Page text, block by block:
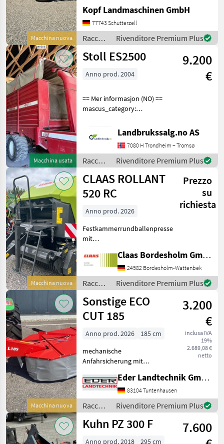
Macchina nuova
Typ Rotana 160V Combi
Baujahr 2026 40km/h Netz-
und Folienbindung,
integrierte Wickelein
Kopf Landmaschinen GmbH
77743 Schutterzell
Raccolta
mangimi
/ Fendt
Rivenditore Premium Plus
Macchina usata
Stoll ES2500
9.200
€
Anno prod. 2004
== Mer informasjon (NO) ==
mascus_category:
provide reference number
upon request: 9506 See
en.landbrukssalg.no/9506
for more images Specif
Landbrukssalg.no AS
7080 H Trondheim – Tromsø
Raccolta
mangimi
/ Stoll
Rivenditore Premium Plus
Macchina nuova
CLAAS ROLLANT
520 RC
Prezzo
su
richiesta
Anno prod. 2026
Festkammerrundballenpresse
mit
1, 25 m Presskammerbreite
1, 20 m / in
Serienausrüstung: Pickup:
Aufnahmebreite 2, 10 m / 4
Zinkenreihen, kurvenb
Claas Bordesholm GmbH
24582 Bordesholm-Wattenbek
Raccolta
mangimi
/ Claas
Rivenditore Premium Plus
Macchina nuova
Sonstige ECO
CUT 185
3.200
€
inclusa IVA
19%
2.689,08 €
netto
Anno prod. 2026
185 cm
mechanische
Anfahrsicherung mit
Schnitthöhenverstellung
mithilfe von Distanzringen
auf den Mähteller Schlüssel
für Messerschnellwechsel
Arbe
Eder Landtechnik GmbH
83104 Tuntenhausen
Raccolta
mangimi
/
Rivenditore Premium Plus
Kuhn PZ 300 F
7.600
Anno prod. 2018 295 cm